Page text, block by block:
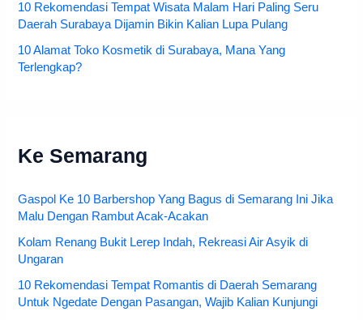
10 Rekomendasi Tempat Wisata Malam Hari Paling Seru
Daerah Surabaya Dijamin Bikin Kalian Lupa Pulang
10 Alamat Toko Kosmetik di Surabaya, Mana Yang
Terlengkap?
Ke Semarang
Gaspol Ke 10 Barbershop Yang Bagus di Semarang Ini Jika
Malu Dengan Rambut Acak-Acakan
Kolam Renang Bukit Lerep Indah, Rekreasi Air Asyik di
Ungaran
10 Rekomendasi Tempat Romantis di Daerah Semarang
Untuk Ngedate Dengan Pasangan, Wajib Kalian Kunjungi